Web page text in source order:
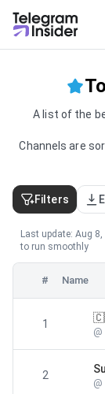
A list of the
Channels are
Last update: Aug
to run smoothly
Filters
# Name
1
@
2
@